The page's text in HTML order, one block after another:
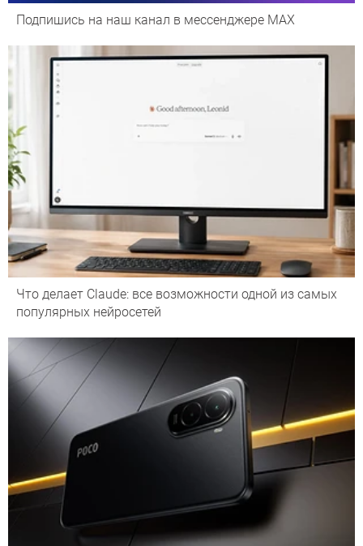
Подпишись на наш канал в мессенджере МАХ
Что делает Сlaude: все возможности одной из самых
популярных нейросетей